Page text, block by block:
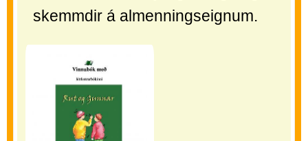
skemmdir á almenningseignum.